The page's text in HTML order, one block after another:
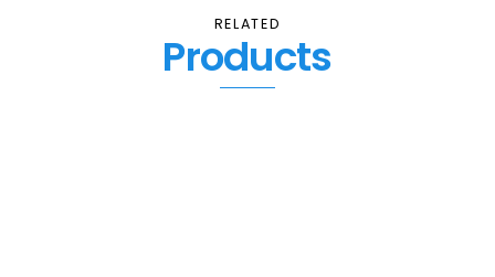
RELATED
Products